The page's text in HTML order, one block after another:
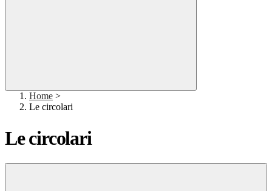
Home >
Le circolari
Le circolari